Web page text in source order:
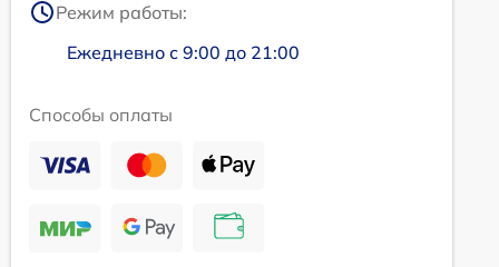
Режим работы:
Ежедневно с 9:00 до 21:00
Способы оплаты